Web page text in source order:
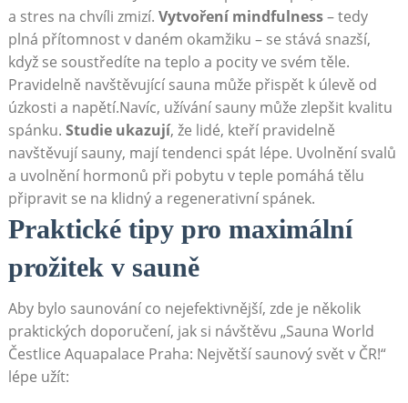
‍a stres ⁤na⁤ chvíli⁢ zmizí. Vytvoření‌ mindfulness– tedy
plná přítomnost v daném okamžiku ‍–⁢ se​ stává snazší,
když se soustředíte na‌ teplo a pocity ve svém těle.
Pravidelně navštěvující sauna⁣ může ⁣přispět k úlevě od
úzkosti ‌a napětí.Navíc, užívání​ sauny může zlepšit kvalitu
spánku. Studie⁤ ukazují, ​že lidé, ​kteří‍ pravidelně
navštěvují sauny, mají tendenci spát⁤ lépe. Uvolnění svalů‌
a uvolnění hormonů při pobytu v‍ teple pomáhá tělu
připravit se na klidný a regenerativní spánek.
Praktické tipy pro maximální
prožitek v ⁣sauně
Aby bylo saunování ‌co nejefektivnější, zde je několik
praktických doporučení, jak⁢ si návštěvu „Sauna World
Čestlice Aquapalace Praha: Největší saunový svět⁤ v‍ ČR!“
lépe ⁣užít: